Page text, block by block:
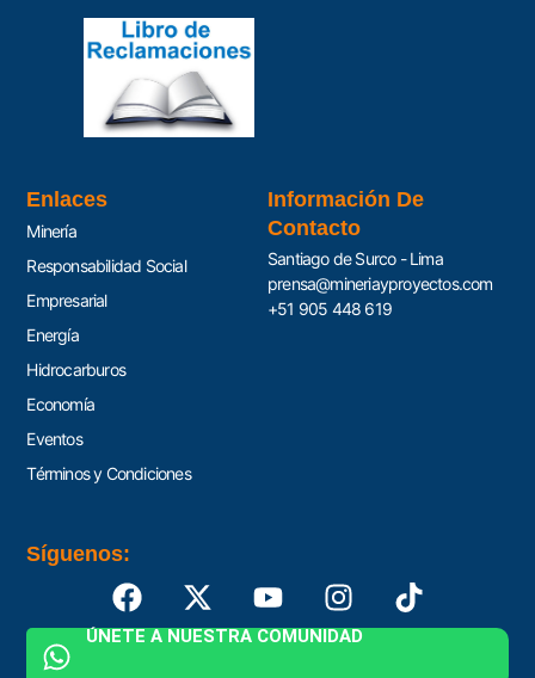
Enlaces
Minería
Responsabilidad Social
Empresarial
Energía
Hidrocarburos
Economía
Eventos
Términos y Condiciones
Información De
Contacto
Santiago de Surco - Lima
prensa@mineriayproyectos.com
+51 905 448 619
Síguenos:
ÚNETE A NUESTRA COMUNIDAD